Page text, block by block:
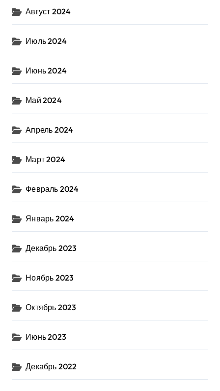
Август 2024
Июль 2024
Июнь 2024
Май 2024
Апрель 2024
Март 2024
Февраль 2024
Январь 2024
Декабрь 2023
Ноябрь 2023
Октябрь 2023
Июнь 2023
Декабрь 2022